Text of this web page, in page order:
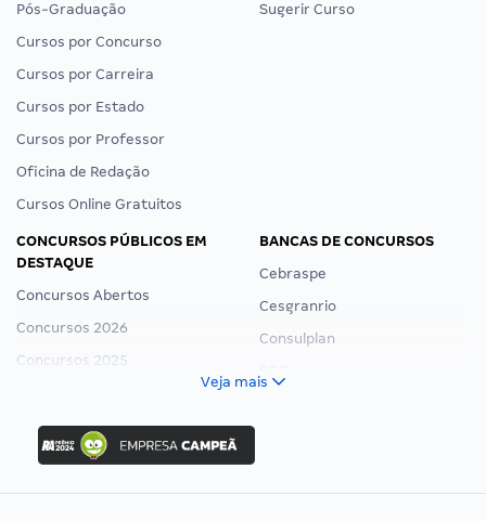
Pós-Graduação
Cursos por Concurso
Cursos por Carreira
Cursos por Estado
Cursos por Professor
Oficina de Redação
Cursos Online Gratuitos
Sugerir Curso
CONCURSOS PÚBLICOS EM
DESTAQUE
Concursos Abertos
Concursos 2026
Concursos 2025
Concurso Ibama
Concurso MPU
Editais publicados
BANCAS DE CONCURSOS
Cebraspe
Cesgranrio
Consulplan
Veja mais